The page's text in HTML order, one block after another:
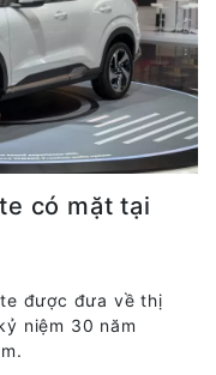
có mặt tại
được đưa về thị
niệm 30 năm